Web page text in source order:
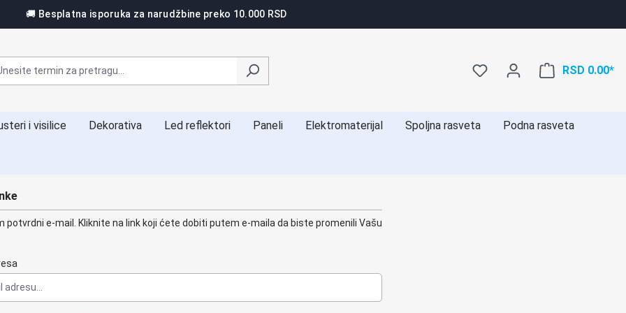
🚚 Besplatna isporuka za narudžbine preko 10.000 RSD
RSD 0.00*
i visilice Dekorativa Led reflektori Paneli Elektromaterijal Spoljna rasveta Podna rasveta
potvrdni e-mail. Kliknite na link koji ćete dobiti putem e-maila da biste promenili Vašu